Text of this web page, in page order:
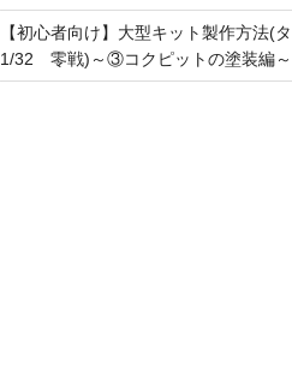
【初心者向け】大型キット製作方法(
1/32 零戦)～③コクピットの塗装編～